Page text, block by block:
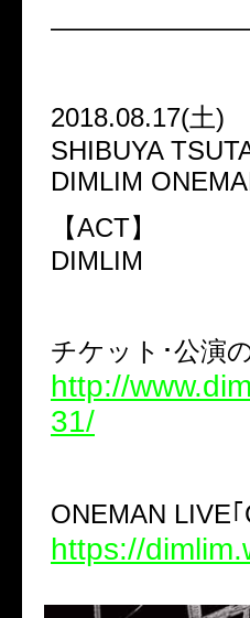
2018.08.17(土)
SHIBUYA
DIMLIM
【ACT】
DIMLIM
チケット･公演
http://
31/
ONEMAN LIVE
https://